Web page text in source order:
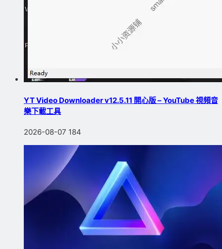
YT Video Downloader v12.5.11 開心版 – YouTube 視頻音
樂下載工具
2026-08-07 184